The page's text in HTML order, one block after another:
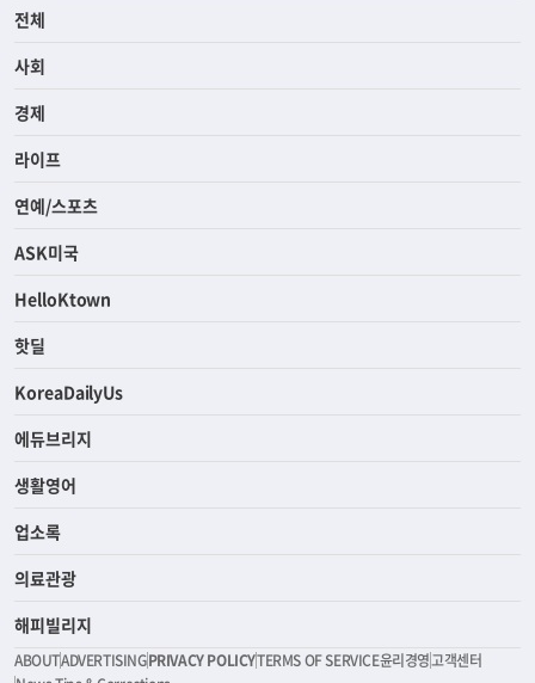
전체
사회
경제
라이프
연예/스포츠
ASK미국
HelloKtown
핫딜
KoreaDailyUs
에듀브리지
생활영어
업소록
의료관광
해피빌리지
ABOUTADVERTISINGPRIVACY POLICYTERMS OF SERVICE윤리경영고객센터